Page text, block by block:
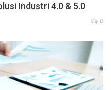
Industri 4.0 & 5.0
0